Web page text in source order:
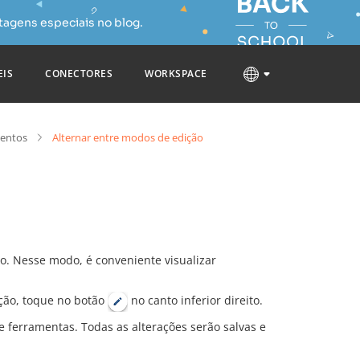
especiais no blog.
CONECTORES WORKSPACE
Alternar entre modos de edição
Nesse modo, é conveniente visualizar
toque no botão
no canto inferior direito.
Todas as alterações serão salvas e